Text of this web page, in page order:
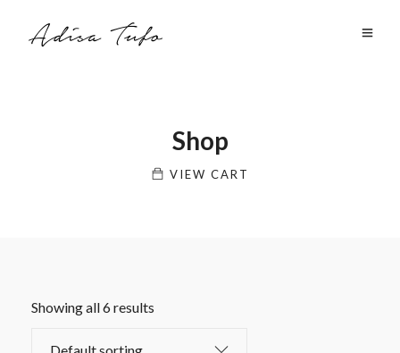
Shop
VIEW CART
Showing all 6 results